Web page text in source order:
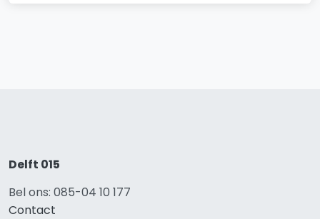
Delft 015
Bel ons: 085-04 10 177
Contact